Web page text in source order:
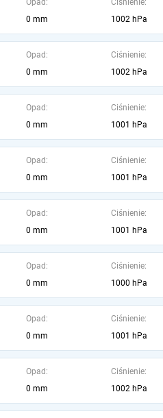
Opad:
0 mm
Ciśnienie:
1002 hPa
Opad:
0 mm
Ciśnienie:
1002 hPa
Opad:
0 mm
Ciśnienie:
1001 hPa
Opad:
0 mm
Ciśnienie:
1001 hPa
Opad:
0 mm
Ciśnienie:
1001 hPa
Opad:
0 mm
Ciśnienie:
1000 hPa
Opad:
0 mm
Ciśnienie:
1001 hPa
Opad:
0 mm
Ciśnienie:
1002 hPa